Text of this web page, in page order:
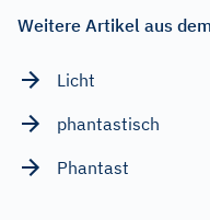
Weitere Artikel aus
Licht
phantastisch
Phantast